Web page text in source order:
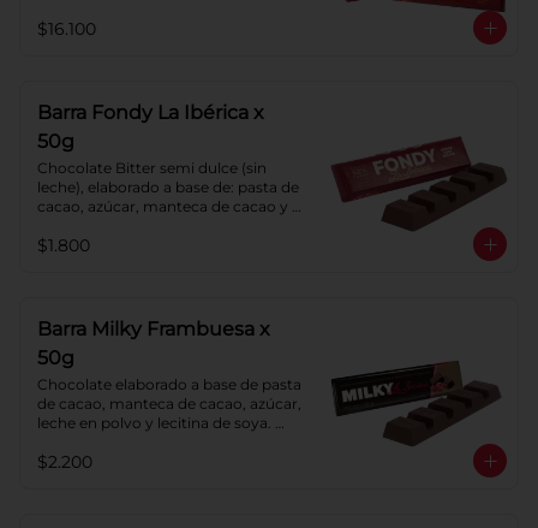
cacao: 52%.
$16.100
Barra Fondy La Ibérica x
50g
Chocolate Bitter semi dulce (sin
leche), elaborado a base de: pasta de
cacao, azúcar, manteca de cacao y
cacao: 52%.
$1.800
Barra Milky Frambuesa x
50g
Chocolate elaborado a base de pasta
de cacao, manteca de cacao, azúcar,
leche en polvo y lecitina de soya.
$2.200